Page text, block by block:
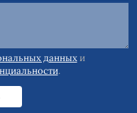
данныхи
.